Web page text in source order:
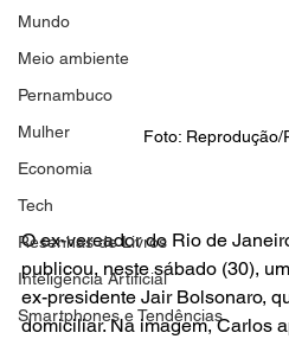
Mundo
Meio ambiente
Pernambuco
Mulher
Economia
Tech
Resenhas de Livros
Inteligência Artificial
Smartphones e Tendências
Foto: Reprodução/
O ex-vereador do Rio de
publicou, neste sábado (30),
ex-presidente Jair Bolsonaro,
domiciliar. Na imagem, Carlos